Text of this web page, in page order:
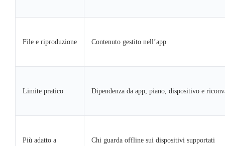
File e riproduzione Contenuto gestito nell’app
Limite pratico Dipendenza da app, piano, dispositivo e
Più adatto a Chi guarda offline sui dispositivi supportati